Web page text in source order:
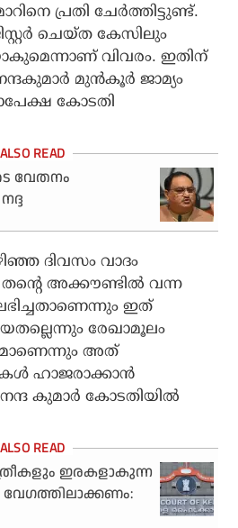
പ്രതി ചേർത്തിട്ടുണ്ട്.
ചെയ്ത കേസിലും
വിവരം. ഇതിന്
മുൻകൂർ ജാമ്യം
കോടതി
വേതനം
ദിവസം വാദം
അക്കൗണ്ടിൽ വന്ന
ലഭിച്ചതാണെന്നും ഇത്
രേഖാമൂലം
അത്​
ഹാജരാക്കാൻ
കുമാർ കോടതിയിൽ
ഇരകളാകുന്ന